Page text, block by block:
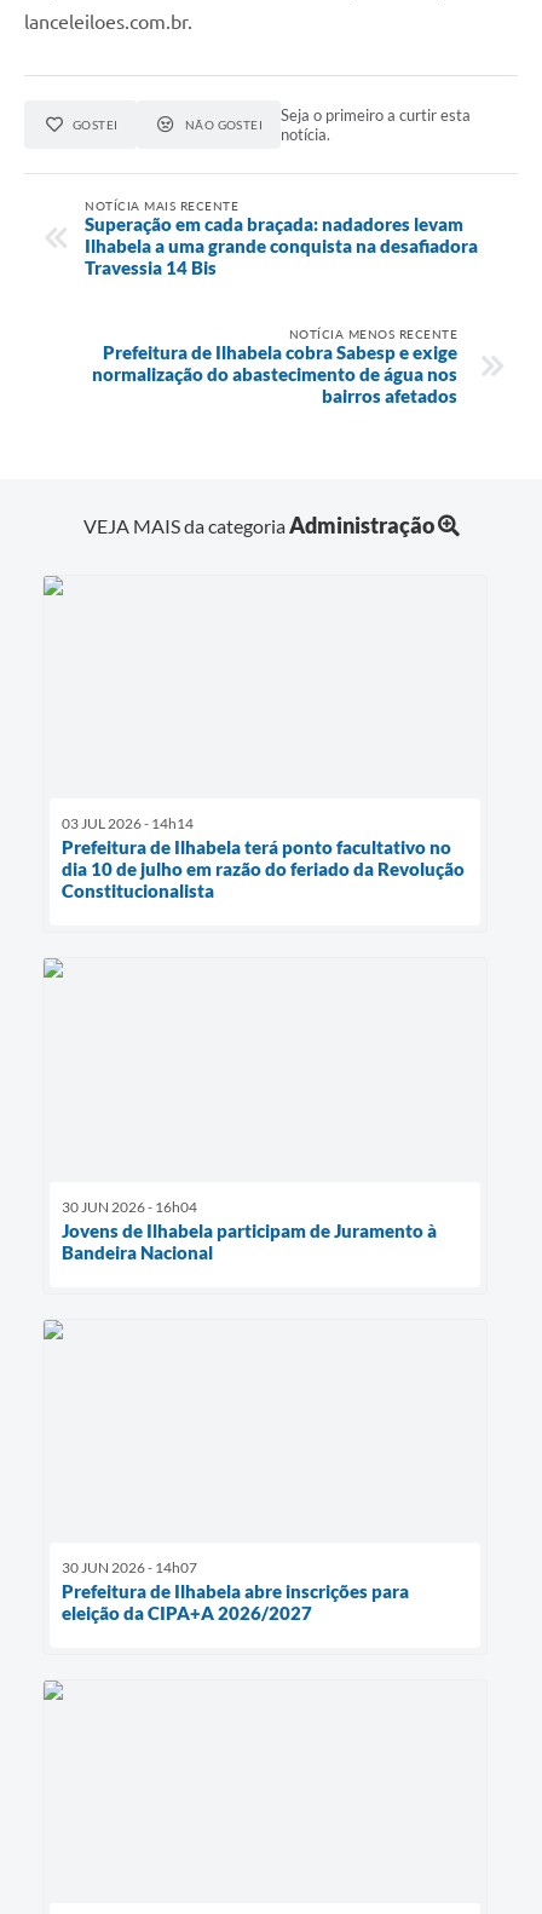
lanceleiloes.com.br.
GOSTEI NÃO GOSTEI
Seja o primeiro a curtir esta
notícia.
NOTÍCIA MAIS RECENTE
Superação em cada braçada: nadadores levam
Ilhabela a uma grande conquista na desafiadora
Travessia 14 Bis
NOTÍCIA MENOS RECENTE
Prefeitura de Ilhabela cobra Sabesp e exige
normalização do abastecimento de água nos
bairros afetados
VEJA MAIS da categoriaAdministração
03 JUL 2026 - 14h14
Prefeitura de Ilhabela terá ponto facultativo no
dia 10 de julho em razão do feriado da Revolução
Constitucionalista
30 JUN 2026 - 16h04
Jovens de Ilhabela participam de Juramento à
Bandeira Nacional
30 JUN 2026 - 14h07
Prefeitura de Ilhabela abre inscrições para
eleição da CIPA+A 2026/2027